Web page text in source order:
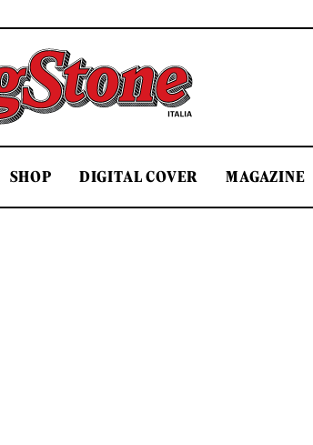
Rolling Stone Italia
SHOP DIGITAL COVER MAGAZINE